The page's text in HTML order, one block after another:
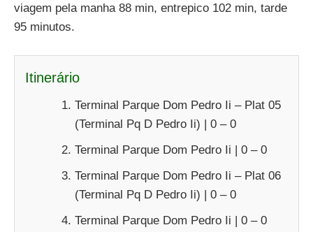
viagem pela manha 88 min, entrepico 102 min, tarde
95 minutos.
Itinerário
Terminal Parque Dom Pedro Ii – Plat 05
(Terminal Pq D Pedro Ii) | 0 – 0
Terminal Parque Dom Pedro Ii | 0 – 0
Terminal Parque Dom Pedro Ii – Plat 06
(Terminal Pq D Pedro Ii) | 0 – 0
Terminal Parque Dom Pedro Ii | 0 – 0